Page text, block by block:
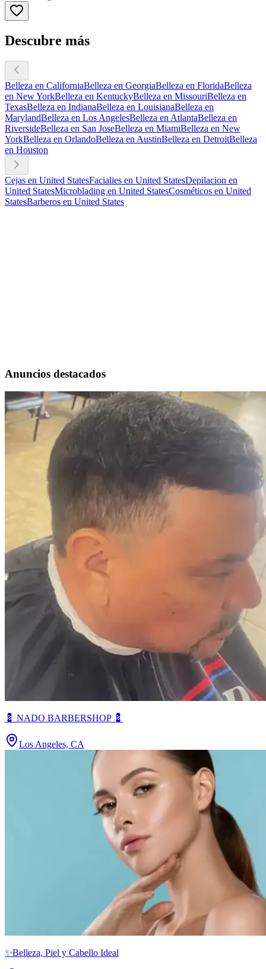
Descubre más
Belleza en CaliforniaBelleza en GeorgiaBelleza en FloridaBelleza
en New YorkBelleza en KentuckyBelleza en MissouriBelleza en
TexasBelleza en IndianaBelleza en LouisianaBelleza en
MarylandBelleza en Los AngelesBelleza en AtlantaBelleza en
RiversideBelleza en San JoseBelleza en MiamiBelleza en New
YorkBelleza en OrlandoBelleza en AustinBelleza en DetroitBelleza
en Houston
Cejas en United StatesFacialies en United StatesDepilacion en
United StatesMicroblading en United StatesCosméticos en United
StatesBarberos en United States
Anuncios destacados
💈 NADO BARBERSHOP 💈
Los Angeles, CA
✨Belleza, Piel y Cabello Ideal